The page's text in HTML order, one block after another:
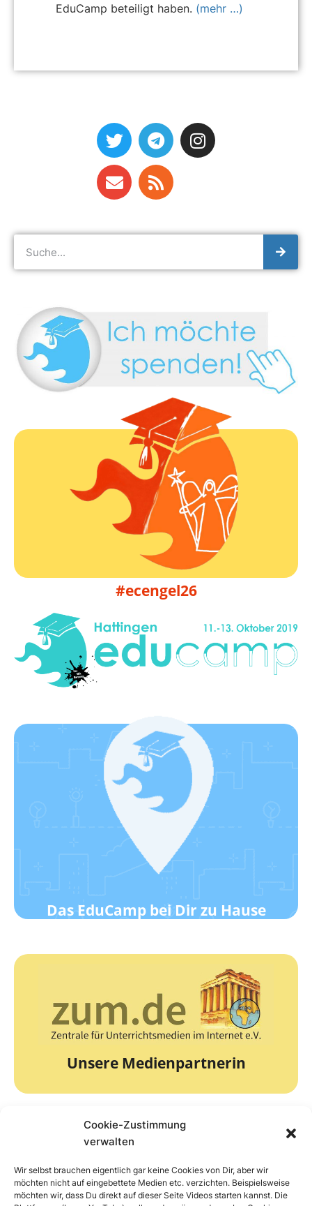
Cookie-Zustimmung
verwalten
Wir selbst brauchen eigentlich gar keine Cookies von Dir, aber wir
möchten nicht auf eingebettete Medien etc. verzichten. Beispielsweise
möchten wir, dass Du direkt auf dieser Seite Videos starten kannst. Die
EduCamp beteiligt haben. (mehr …)
#ecengel26
EduCamp Engelskirchen 2026
09. bis 11.10.2026
Infos folgen
Das EduCamp bei Dir zu Hause
Werde ein EduCamp-Standort!
Wie das geht?
Klick hier!
Unsere Medienpartnerin
zum.de
Die Zentrale für Unterrichtsmedien
zur Webseite
zur Webseite